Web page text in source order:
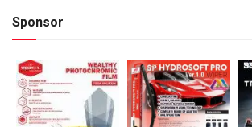
Sponsor